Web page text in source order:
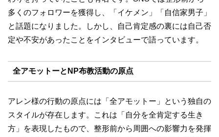
多くのフォロワーを獲得し、「イケメン」「自信家男子」
と話題になりました。しかし、自己肯定感の裏には自己否
定や不安があったことをインタビューで語っています。
全アモットーとNP布教活動の原点
アレン様の行動の原点には「全アモットー」という独自の
スタイルが存在します。これは「自分を全肯定する生き
方」を表現したもので、整形前から周囲への影響力を発揮